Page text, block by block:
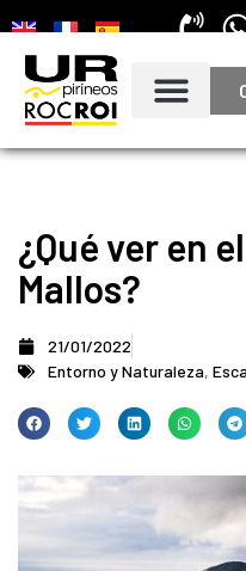
¿Qué ver en
Mallos?
21/01/2022
Entorno y Naturaleza,